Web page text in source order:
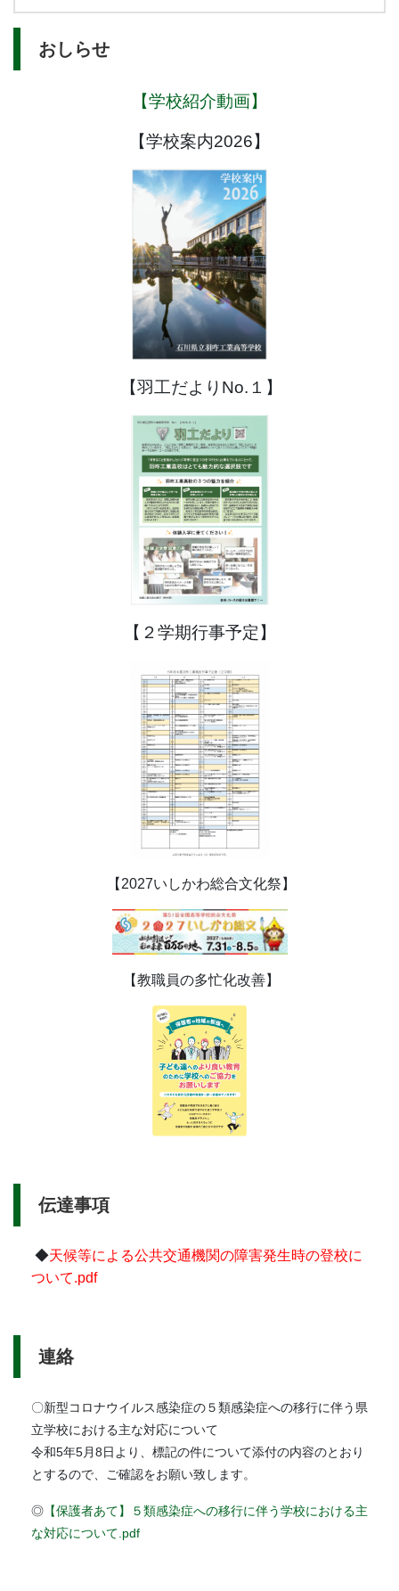
おしらせ
【学校紹介動画】
【学校案内2026】
【羽工だよりNo.１】
【２学期行事予定】
【2027いしかわ総合文化祭】
【教職員の多忙化改善】
伝達事項
◆天候等による公共交通機関の障害発生時の登校に
ついて.pdf
連絡
〇新型コロナウイルス感染症の５類感染症への移行に伴う県
立学校における主な対応について
令和5年5月8日より、標記の件について添付の内容のとおり
とするので、ご確認をお願い致します。
◎ 【保護者あて】５類感染症への移行に伴う学校における主
な対応について.pdf